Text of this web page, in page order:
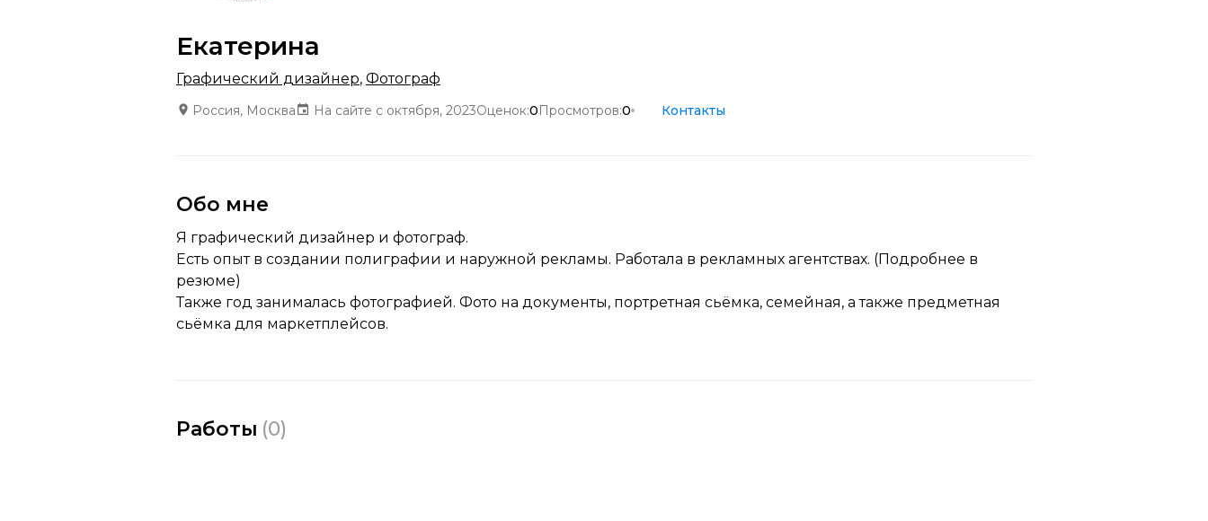
Екатерина
Графический дизайнер, Фотограф
Россия, Москва На сайте с октября, 2023Оценок:0Просмотров:0 Контакты
Обо мне
Я графический дизайнер и фотограф.
Есть опыт в создании полиграфии и наружной рекламы. Работала в рекламных агентствах. (Подробнее в
резюме)
Также год занималась фотографией. Фото на документы, портретная сьёмка, семейная, а также предметная
сьёмка для маркетплейсов.
Работы (0)